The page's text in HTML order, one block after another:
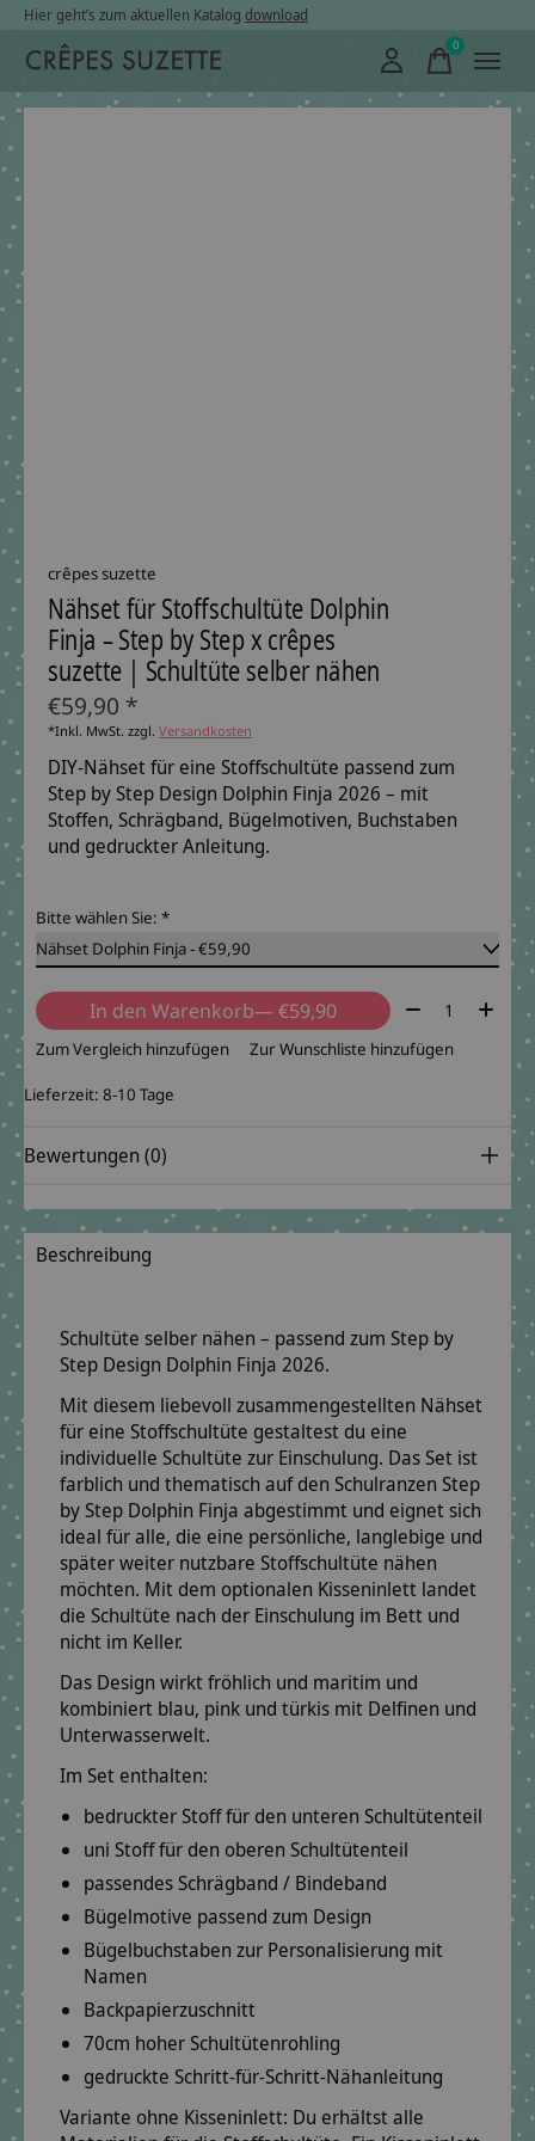
Hier geht’s zum aktuellen Katalog download
0items
crêpes suzette
Nähset für Stoffschultüte Dolphin
Finja – Step by Step x crêpes
suzette | Schultüte selber nähen
€59,90 *
*Inkl. MwSt. zzgl. Versandkosten
DIY-Nähset für eine Stoffschultüte passend zum
Step by Step Design Dolphin Finja 2026 – mit
Stoffen, Schrägband, Bügelmotiven, Buchstaben
und gedruckter Anleitung.
Bitte wählen Sie: *
In den Warenkorb — €59,90 Menge:
Zum Vergleich hinzufügen Zur Wunschliste hinzufügen
Lieferzeit: 8-10 Tage
Bewertungen (0)
Beschreibung
Schultüte selber nähen – passend zum Step by
Step Design Dolphin Finja 2026.
Mit diesem liebevoll zusammengestellten Nähset
für eine Stoffschultüte gestaltest du eine
individuelle Schultüte zur Einschulung. Das Set ist
farblich und thematisch auf den Schulranzen Step
by Step Dolphin Finja abgestimmt und eignet sich
ideal für alle, die eine persönliche, langlebige und
später weiter nutzbare Stoffschultüte nähen
möchten. Mit dem optionalen Kisseninlett landet
die Schultüte nach der Einschulung im Bett und
nicht im Keller.
Das Design wirkt fröhlich und maritim und
kombiniert blau, pink und türkis mit Delfinen und
Unterwasserwelt.
Im Set enthalten:
bedruckter Stoff für den unteren Schultütenteil
uni Stoff für den oberen Schultütenteil
passendes Schrägband / Bindeband
Bügelmotive passend zum Design
Bügelbuchstaben zur Personalisierung mit
Namen
Backpapierzuschnitt
70cm hoher Schultütenrohling
gedruckte Schritt-für-Schritt-Nähanleitung
Variante ohne Kisseninlett: Du erhältst alle